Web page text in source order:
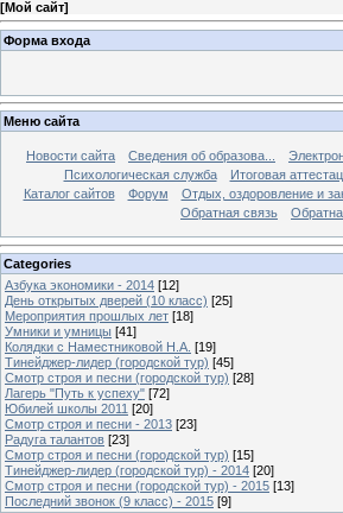
[Мой сайт]
Форма входа
Меню сайта
Новости сайта Сведения об образова...
Психологическая служба
Итоговая
Каталог сайтов
Форум Отдых, оздоровление и
Обратная связь
Categories
Азбука экономики - 2014 [12]
День открытых дверей (10 класс) [25]
Мероприятия прошлых лет [18]
Умники и умницы [41]
Колядки с Наместниковой Н.А. [19]
Тинейджер-лидер (городской тур) [45]
Смотр строя и песни (городской тур) [28]
Лагерь "Путь к успеху" [72]
Юбилей школы 2011 [20]
Смотр строя и песни - 2013 [23]
Радуга талантов [23]
Смотр строя и песни (городской тур) [15]
Тинейджер-лидер (городской тур) - 2014 [20]
Смотр строя и песни (городской тур) - 2015 [13]
Последний звонок (9 класс) - 2015 [9]